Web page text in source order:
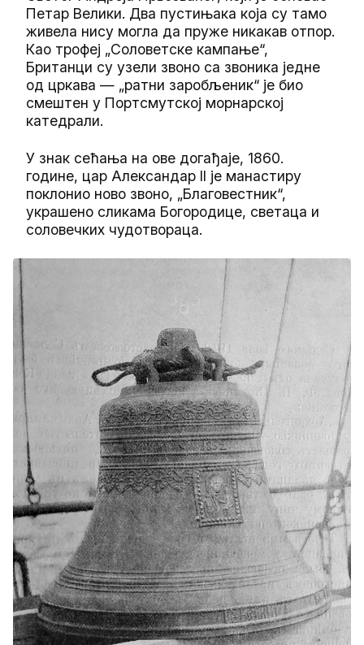
Петар Велики. Два пустињака која су тамо
живела нису могла да пруже никакав отпор.
Као трофеј „Соловетске кампање“,
Британци су узели звоно са звоника једне
од цркава — „ратни заробљеник“ је био
смештен у Портсмутској морнарској
катедрали.
У знак сећања на ове догађаје, 1860.
године, цар Александар II је манастиру
поклонио ново звоно, „Благовестник“,
украшено сликама Богородице, светаца и
соловечких чудотвораца.